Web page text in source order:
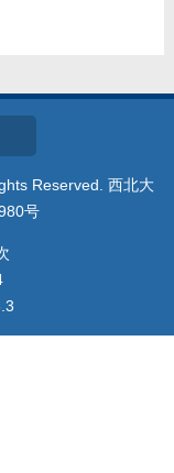
Reserved. 西北大
号
3